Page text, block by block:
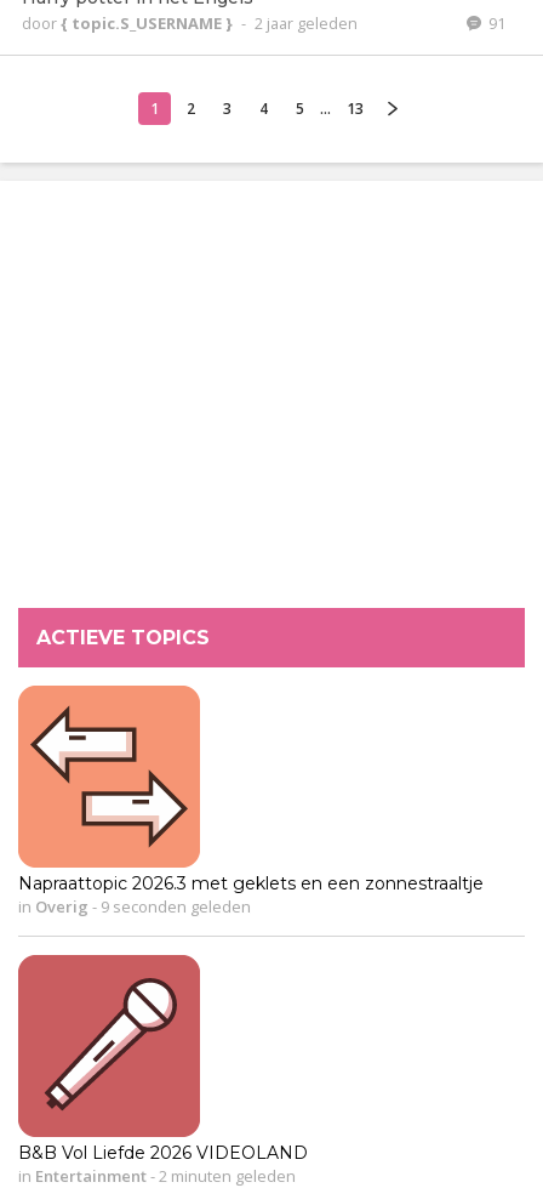
door{ topic.S_USERNAME } - 2 jaar geleden 91
1 2 3 4 5 ... 13
ACTIEVE TOPICS
Napraattopic 2026.3 met geklets en een zonnestraaltje
in Overig - 9 seconden geleden
B&B Vol Liefde 2026 VIDEOLAND
in Entertainment- 2 minuten geleden